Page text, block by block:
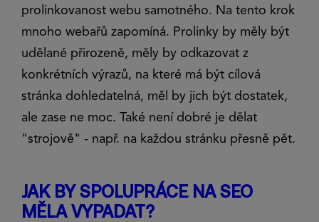
prolinkovanost webu samotného. Na tento krok
mnoho webařů zapomíná. Prolinky by měly být
udělané přirozeně, měly by odkazovat z
konkrétních výrazů, na které má být cílová
stránka dohledatelná, měl by jich být dostatek,
ale zase ne moc. Také není dobré je dělat
"strojově" - např. na každou stránku přesně pět.
JAK BY SPOLUPRÁCE NA SEO
MĚLA VYPADAT?